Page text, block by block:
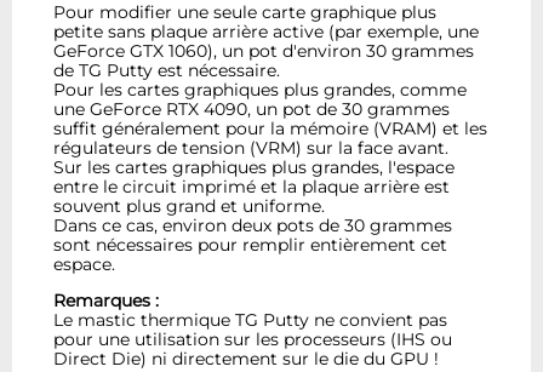
Pour modifier une seule carte graphique plus
petite sans plaque arrière active (par exemple, une
GeForce GTX 1060), un pot d'environ 30 grammes
de TG Putty est nécessaire.
Pour les cartes graphiques plus grandes, comme
une GeForce RTX 4090, un pot de 30 grammes
suffit généralement pour la mémoire (VRAM) et les
régulateurs de tension (VRM) sur la face avant.
Sur les cartes graphiques plus grandes, l'espace
entre le circuit imprimé et la plaque arrière est
souvent plus grand et uniforme.
Dans ce cas, environ deux pots de 30 grammes
sont nécessaires pour remplir entièrement cet
espace.
Remarques :
Le mastic thermique TG Putty ne convient pas
pour une utilisation sur les processeurs (IHS ou
Direct Die) ni directement sur le die du GPU !